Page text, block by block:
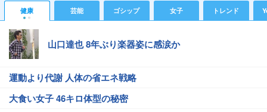
健康 芸能 ゴシップ 女子 トレンド
山口達也 8年ぶり楽器姿に感涙か
運動より代謝 人体の省エネ戦略
大食い女子 46キロ体型の秘密